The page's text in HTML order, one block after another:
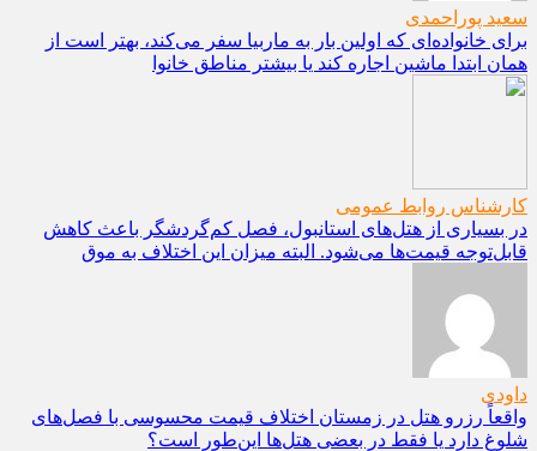
سعید پوراحمدی
برای خانواده‌ای که اولین بار به ماربیا سفر می‌کند، بهتر است از
همان ابتدا ماشین اجاره کند یا بیشتر مناطق خانوا
کارشناس روابط عمومی
در بسیاری از هتل‌های استانبول، فصل کم‌گردشگر باعث کاهش
قابل‌توجه قیمت‌ها می‌شود. البته میزان این اختلاف به موق
داودی
واقعاً رزرو هتل در زمستان اختلاف قیمت محسوسی با فصل‌های
شلوغ دارد یا فقط در بعضی هتل‌ها این‌طور است؟